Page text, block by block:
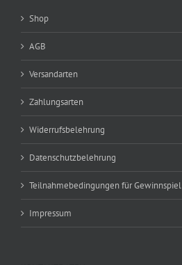
Shop
AGB
Versandarten
Zahlungsarten
Widerrufsbelehrung
Datenschutzbelehrung
Teilnahmebedingungen für Gewinnspiel
Impressum